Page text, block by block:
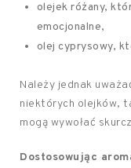
olejek różany,
emocjonalne,
olej cyprysowy,
Należy jednak
niektórych olejków,
mogą wywołać
Dostosowując